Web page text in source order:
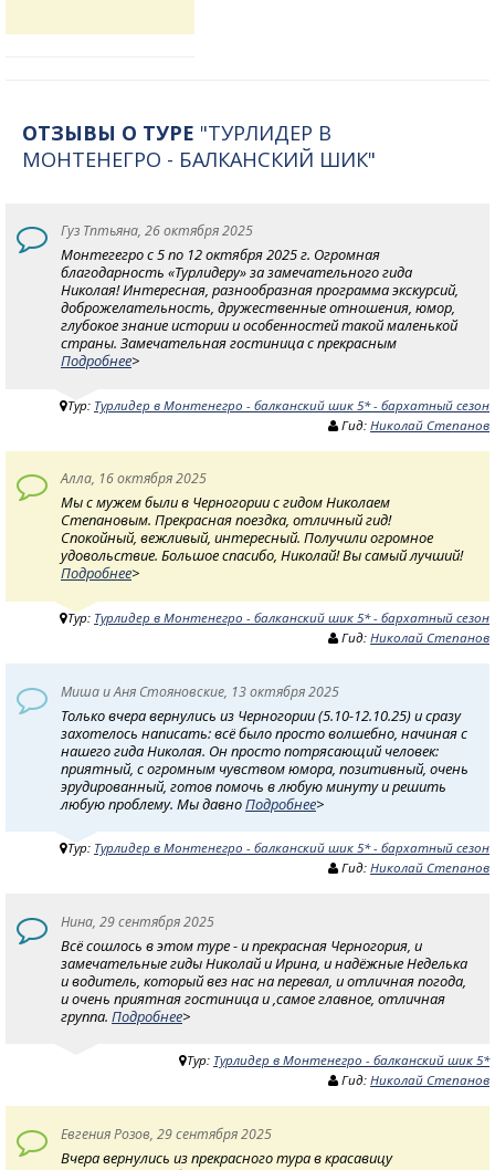
ОТЗЫВЫ О ТУРЕ "ТУРЛИДЕР В
МОНТЕНЕГРО - БАЛКАНСКИЙ ШИК"
Гуз Тптьяна, 26 октября 2025
Монтегегро с 5 по 12 октября 2025 г. Огромная
благодарность «Турлидеру» за замечательного гида
Николая! Интересная, разнообразная программа экскурсий,
доброжелательность, дружественные отношения, юмор,
глубокое знание истории и особенностей такой маленькой
страны. Замечательная гостиница с прекрасным
Подробнее>
Тур: Турлидер в Монтенегро - балканский шик 5* - бархатный сезон
Гид: Николай Степанов
Алла, 16 октября 2025
Мы с мужем были в Черногории с гидом Николаем
Степановым. Прекрасная поездка, отличный гид!
Спокойный, вежливый, интересный. Получили огромное
удовольствие. Большое спасибо, Николай! Вы самый лучший!
Подробнее>
Тур: Турлидер в Монтенегро - балканский шик 5* - бархатный сезон
Гид: Николай Степанов
Миша и Аня Стояновские, 13 октября 2025
Только вчера вернулись из Черногории (5.10-12.10.25) и сразу
захотелось написать: всё было просто волшебно, начиная с
нашего гида Николая. Он просто потрясающий человек:
приятный, с огромным чувством юмора, позитивный, очень
эрудированный, готов помочь в любую минуту и решить
любую проблему. Мы давноПодробнее>
Тур: Турлидер в Монтенегро - балканский шик 5* - бархатный сезон
Гид: Николай Степанов
Нина, 29 сентября 2025
Всё сошлось в этом туре - и прекрасная Черногория, и
замечательные гиды Николай и Ирина, и надёжные Неделька
и водитель, который вез нас на перевал, и отличная погода,
и очень приятная гостиница и ,самое главное, отличная
группа. Подробнее>
Тур: Турлидер в Монтенегро - балканский шик 5*
Гид: Николай Степанов
Евгения Розов, 29 сентября 2025
Вчера вернулись из прекрасного тура в красавицу